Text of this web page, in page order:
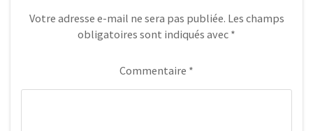
Votre adresse e-mail ne sera pas publiée. Les champs
obligatoires sont indiqués avec *
Commentaire *